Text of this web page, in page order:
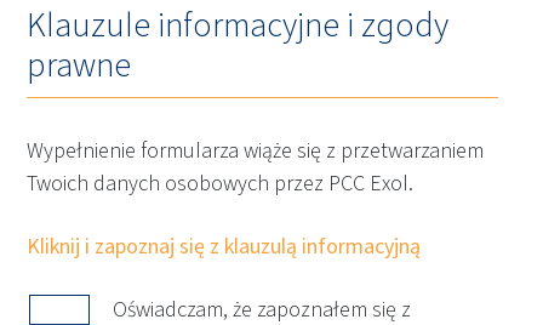
Klauzule informacyjne i zgody
prawne
Wypełnienie formularza wiąże się z przetwarzaniem
Twoich danych osobowych przez PCC Exol.
Kliknij i zapoznaj się z klauzulą informacyjną
Oświadczam, że zapoznałem się z